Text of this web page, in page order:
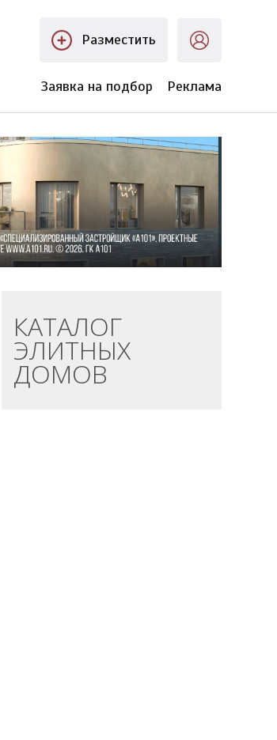
Разместить
Заявка на подбор Реклама
КАТАЛОГ
ЭЛИТНЫХ
ДОМОВ